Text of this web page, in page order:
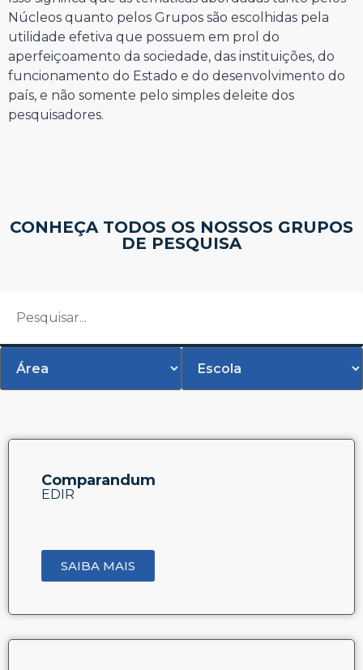
Núcleos quanto pelos Grupos são escolhidas pela
utilidade efetiva que possuem em prol do
aperfeiçoamento da sociedade, das instituições, do
funcionamento do Estado e do desenvolvimento do
país, e não somente pelo simples deleite dos
pesquisadores.
CONHEÇA TODOS OS NOSSOS GRUPOS
DE PESQUISA
Comparandum
EDIR
SAIBA MAIS